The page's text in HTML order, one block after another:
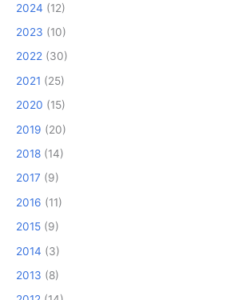
2024 (12)
2023 (10)
2022 (30)
2021 (25)
2020 (15)
2019 (20)
2018 (14)
2017 (9)
2016 (11)
2015 (9)
2014 (3)
2013 (8)